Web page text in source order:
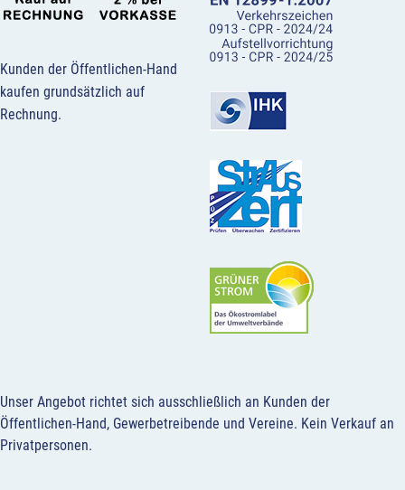
Kunden der Öffentlichen-Hand
kaufen grundsätzlich auf
Rechnung.
Unser Angebot richtet sich ausschließlich an Kunden der
Öffentlichen-Hand, Gewerbetreibende und Vereine. Kein Verkauf an
Privatpersonen.